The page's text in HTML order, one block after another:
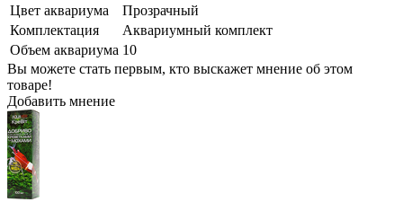
Цвет аквариума
Прозрачный
Комплектация
Аквариумный комплект
Объем аквариума 10
Вы можете стать первым, кто выскажет мнение об этом
товаре!
Добавить мнение